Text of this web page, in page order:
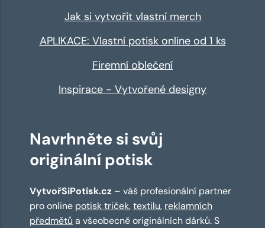
Jak si vytvořit vlastní merch
APLIKACE: Vlastní potisk online od 1 ks
Firemní oblečení
Inspirace - Vytvořené designy
Navrhněte si svůj
originální potisk
VytvořSiPotisk.cz – váš profesionální partner
pro online potisk triček,textilu, reklamních
předmětů a všeobecně originálních dárků. S